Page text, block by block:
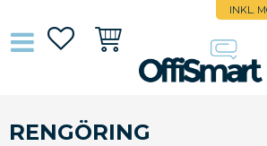
INKL.
FavoriterKundvagn
RENGÖRING